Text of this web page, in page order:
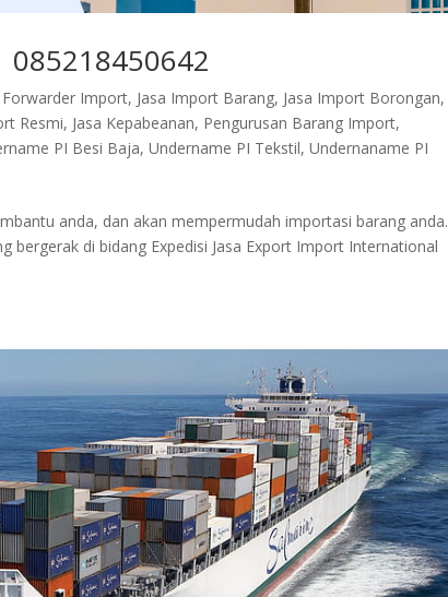
085218450642
Forwarder Import, Jasa Import Barang, Jasa Import Borongan,
Resmi, Jasa Kepabeanan, Pengurusan Barang Import,
PI Besi Baja,Undername PI Tekstil,Undernaname PI
anda, dan akan mempermudah importasi barang anda.
bergerak di bidang Expedisi Jasa Export Import International